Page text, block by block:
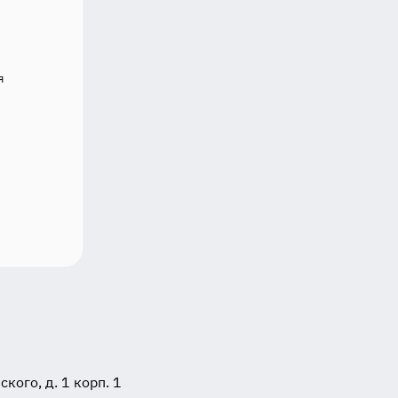
д. 1 корп. 1